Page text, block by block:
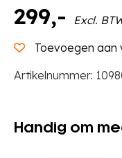
299,- Excl.
Toevoegen aan
Artikelnummer:
Handig om